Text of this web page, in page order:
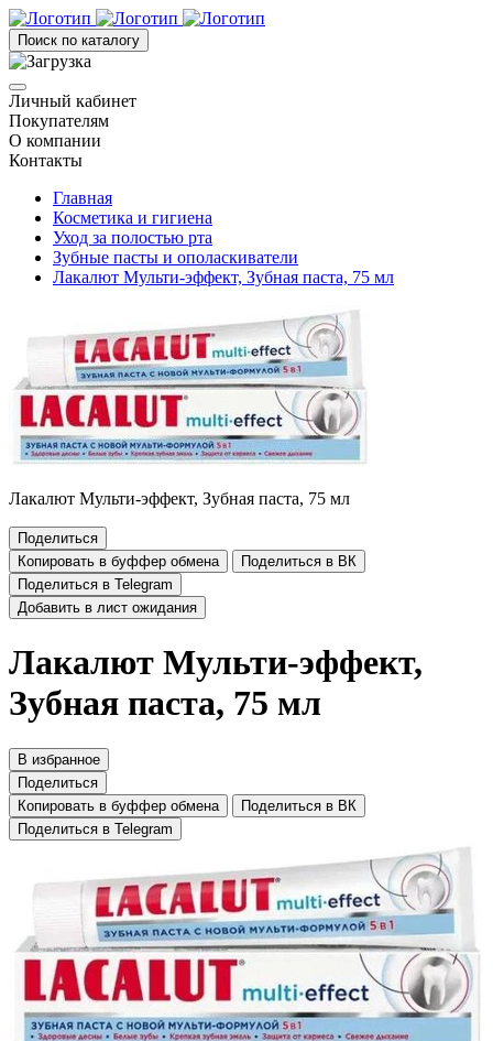
Поиск по каталогу
Личный кабинет
Покупателям
О компании
Контакты
Главная
Косметика и гигиена
Уход за полостью рта
Зубные пасты и ополаскиватели
Лакалют Мульти-эффект, Зубная паста, 75 мл
Лакалют Мульти-эффект, Зубная паста, 75 мл
Поделиться
Копировать в буффер обмена
Поделиться в ВК
Поделиться в Telegram
Добавить в лист ожидания
Лакалют Мульти-эффект,
Зубная паста, 75 мл
В избранное
Поделиться
Копировать в буффер обмена
Поделиться в ВК
Поделиться в Telegram